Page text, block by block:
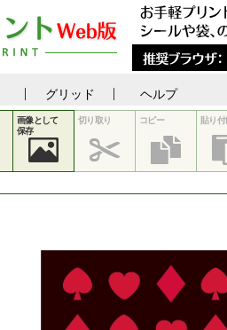
グリッド ヘルプ
画像として
保存
切り取り コピー 貼り付